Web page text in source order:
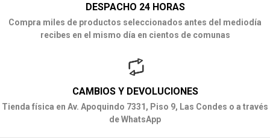
DESPACHO 24 HORAS
Compra miles de productos seleccionados antes del mediodía
recibes en el mismo día en cientos de comunas
CAMBIOS Y DEVOLUCIONES
Tienda física en Av. Apoquindo 7331, Piso 9, Las Condes o a través
de WhatsApp